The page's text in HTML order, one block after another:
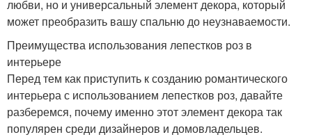
любви, но и универсальный элемент декора, который
может преобразить вашу спальню до неузнаваемости.
Преимущества использования лепестков роз в
интерьере
Перед тем как приступить к созданию романтического
интерьера с использованием лепестков роз, давайте
разберемся, почему именно этот элемент декора так
популярен среди дизайнеров и домовладельцев.